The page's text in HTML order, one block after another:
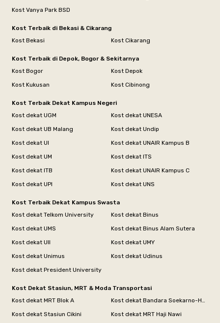
Kost Vanya Park BSD
Kost Terbaik di Bekasi & Cikarang
Kost Bekasi
Kost Cikarang
Kost Terbaik di Depok, Bogor & Sekitarnya
Kost Bogor
Kost Depok
Kost Kukusan
Kost Cibinong
Kost Terbaik Dekat Kampus Negeri
Kost dekat UGM
Kost dekat UNESA
Kost dekat UB Malang
Kost dekat Undip
Kost dekat UI
Kost dekat UNAIR Kampus B
Kost dekat UM
Kost dekat ITS
Kost dekat ITB
Kost dekat UNAIR Kampus C
Kost dekat UPI
Kost dekat UNS
Kost Terbaik Dekat Kampus Swasta
Kost dekat Telkom University
Kost dekat Binus
Kost dekat UMS
Kost dekat Binus Alam Sutera
Kost dekat UII
Kost dekat UMY
Kost dekat Unimus
Kost dekat Udinus
Kost dekat President University
Kost Dekat Stasiun, MRT & Moda Transportasi
Kost dekat MRT Blok A
Kost dekat Bandara Soekarno-Hatta
Kost dekat Stasiun Cikini
Kost dekat MRT Haji Nawi